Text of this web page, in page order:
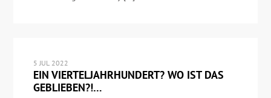
5 JUL 2022
EIN VIERTELJAHRHUNDERT? WO IST DAS
GEBLIEBEN?!…